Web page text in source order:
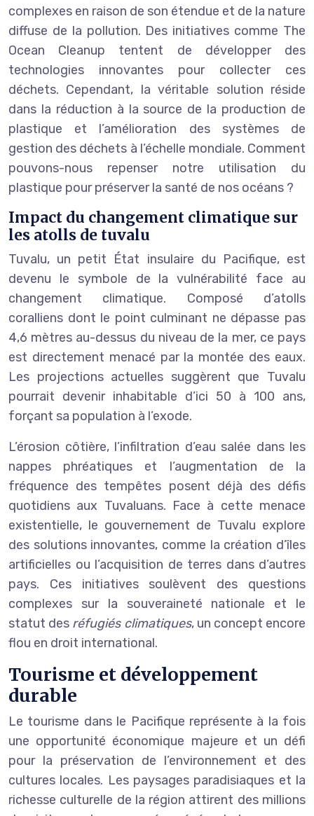
complexes en raison de son étendue et de la nature
diffuse de la pollution. Des initiatives comme The
Ocean Cleanup tentent de développer des
technologies innovantes pour collecter ces
déchets. Cependant, la véritable solution réside
dans la réduction à la source de la production de
plastique et l’amélioration des systèmes de
gestion des déchets à l’échelle mondiale. Comment
pouvons-nous repenser notre utilisation du
plastique pour préserver la santé de nos océans ?
Impact du changement climatique sur
les atolls de tuvalu
Tuvalu, un petit État insulaire du Pacifique, est
devenu le symbole de la vulnérabilité face au
changement climatique. Composé d’atolls
coralliens dont le point culminant ne dépasse pas
4,6 mètres au-dessus du niveau de la mer, ce pays
est directement menacé par la montée des eaux.
Les projections actuelles suggèrent que Tuvalu
pourrait devenir inhabitable d’ici 50 à 100 ans,
forçant sa population à l’exode.
L’érosion côtière, l’infiltration d’eau salée dans les
nappes phréatiques et l’augmentation de la
fréquence des tempêtes posent déjà des défis
quotidiens aux Tuvaluans. Face à cette menace
existentielle, le gouvernement de Tuvalu explore
des solutions innovantes, comme la création d’îles
artificielles ou l’acquisition de terres dans d’autres
pays. Ces initiatives soulèvent des questions
complexes sur la souveraineté nationale et le
statut des réfugiés climatiques, un concept encore
flou en droit international.
Tourisme et développement
durable
Le tourisme dans le Pacifique représente à la fois
une opportunité économique majeure et un défi
pour la préservation de l’environnement et des
cultures locales. Les paysages paradisiaques et la
richesse culturelle de la région attirent des millions